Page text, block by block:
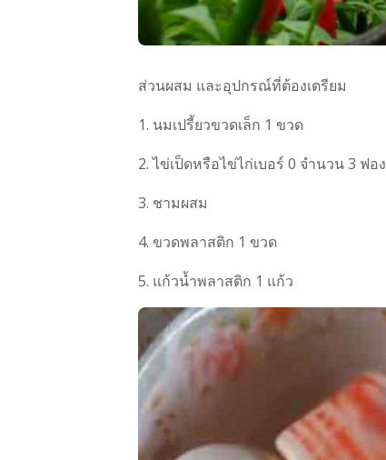
ส่วนผสม และอุปกรณ์ที่ต้องเตรียม
1. นมเปรี้ยวขวดเล็ก 1 ขวด
2. ไข่เป็ดหรือไข่ไก่เบอร์ 0 จำนวน 3 ฟอง
3. ชามผสม
4. ขวดพลาสติก 1 ขวด
5. แก้วน้ำพลาสติก 1 แก้ว